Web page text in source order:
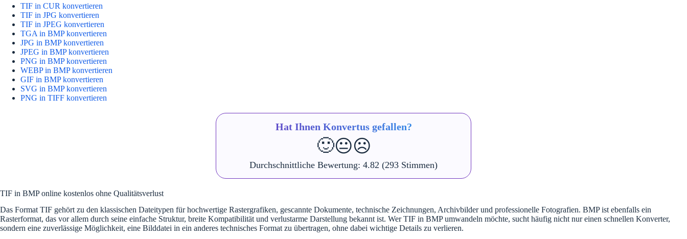
TIF in CUR konvertieren
TIF in JPG konvertieren
TIF in JPEG konvertieren
TGA in BMP konvertieren
JPG in BMP konvertieren
JPEG in BMP konvertieren
PNG in BMP konvertieren
WEBP in BMP konvertieren
GIF in BMP konvertieren
SVG in BMP konvertieren
PNG in TIFF konvertieren
Hat Ihnen Konvertus gefallen?
🙂😐☹️
Durchschnittliche Bewertung: 4.82 (293 Stimmen)
TIF in BMP online kostenlos ohne Qualitätsverlust
Das Format TIF gehört zu den klassischen Dateitypen für hochwertige Rastergrafiken, gescannte Dokumente, technische Zeichnungen, Archivbilder und professionelle Fotografien. BMP ist ebenfalls ein
Rasterformat, das vor allem durch seine einfache Struktur, breite Kompatibilität und verlustarme Darstellung bekannt ist. Wer TIF in BMP umwandeln möchte, sucht häufig nicht nur einen schnellen Konverter,
sondern eine zuverlässige Möglichkeit, eine Bilddatei in ein anderes technisches Format zu übertragen, ohne dabei wichtige Details zu verlieren.